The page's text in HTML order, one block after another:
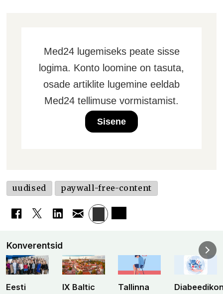
Med24 lugemiseks peate sisse
logima. Konto loomine on tasuta,
osade artiklite lugemine eeldab
Med24 tellimuse vormistamist.
Sisene
uudised paywall-free-content
Konverentsid
Eesti
IX Baltic
Tallinna